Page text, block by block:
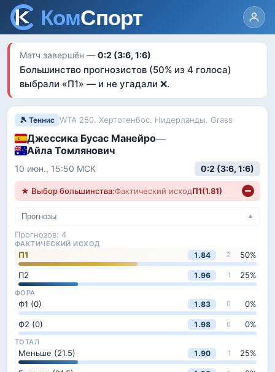
Матч завершён — 0:2 (3:6, 1:6)
Большинство прогнозистов (50% из 4 голоса)
выбрали «П1» — и не угадали ❌.
🎾 Теннис WTA 250. Хертогенбос. Нидерланды. Grass
Джессика Бусас Манейро—
Айла Томлянович
10 июн., 15:50 МСК 0:2 (3:6, 1:6)
★ Выбор большинства:Фактический исходП1(1.81)
Прогнозы ▼
Прогнозов: 4
ФАКТИЧЕСКИЙ ИСХОД
П1 1.84 2 50%
П2 1.96 1 25%
ФОРА
Ф1 (0) 1.83 0 0%
Ф2 (0) 1.98 0 0%
ТОТАЛ
Меньше (21.5) 1.90 1 25%